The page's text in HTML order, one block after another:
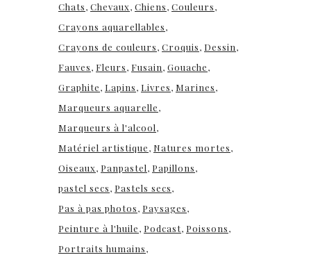
Chats Chevaux Chiens Couleurs
Crayons aquarellables
Crayons de couleurs Croquis Dessin
Fauves Fleurs Fusain Gouache
Graphite Lapins Livres Marines
Marqueurs aquarelle
Marqueurs à l'alcool
Matériel artistique Natures mortes
Oiseaux Panpastel Papillons
pastel secs Pastels secs
Pas à pas photos Paysages
Peinture à l'huile Podcast Poissons
Portraits humains